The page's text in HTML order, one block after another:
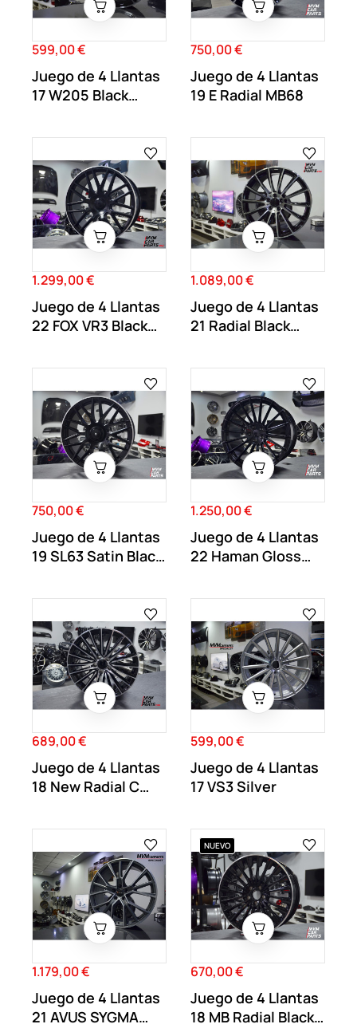
Precio
599,00 €
Juego de 4 Llantas
17 W205 Black
Precio
750,00 €
Juego de 4 Llantas
19 E Radial MB68
Precio
1.299,00 €
Juego de 4 Llantas
22 FOX VR3 Black
Precio
1.089,00 €
Juego de 4 Llantas
21 Radial Black
Precio
750,00 €
Juego de 4 Llantas
19 SL63 Satin Black
Precio
1.250,00 €
Juego de 4 Llantas
22 Haman Gloss
Precio
689,00 €
Juego de 4 Llantas
18 New Radial C
Precio
599,00 €
Juego de 4 Llantas
17 VS3 Silver
Precio
1.179,00 €
Juego de 4 Llantas
21 AVUS SYGMA
NUEVO
Precio
670,00 €
Juego de 4 Llantas
18 MB Radial Black